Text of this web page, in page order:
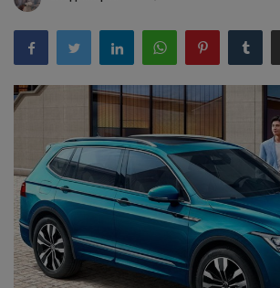
Здоровье